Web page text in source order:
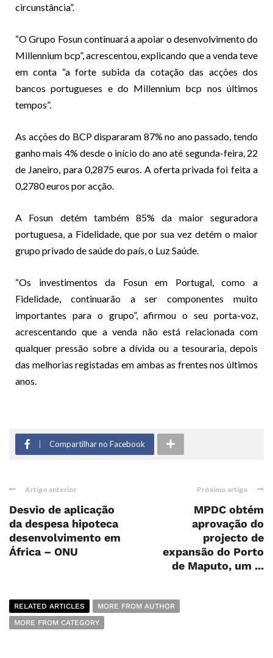
circunstância”.
“O Grupo Fosun continuará a apoiar o desenvolvimento do
Millennium bcp”, acrescentou, explicando que a venda teve
em conta “a forte subida da cotação das acções dos
bancos portugueses e do Millennium bcp nos últimos
tempos”.
As acções do BCP dispararam 87% no ano passado, tendo
ganho mais 4% desde o início do ano até segunda-feira, 22
de Janeiro, para 0,2875 euros. A oferta privada foi feita a
0,2780 euros por acção.
A Fosun detém também 85% da maior seguradora
portuguesa, a Fidelidade, que por sua vez detém o maior
grupo privado de saúde do país, o Luz Saúde.
“Os investimentos da Fosun em Portugal, como a
Fidelidade, continuarão a ser componentes muito
importantes para o grupo”, afirmou o seu porta-voz,
acrescentando que a venda não está relacionada com
qualquer pressão sobre a dívida ou a tesouraria, depois
das melhorias registadas em ambas as frentes nos últimos
anos.
Compartilhar no Facebook
Artigo anterior
Desvio de aplicação
da despesa hipoteca
desenvolvimento em
África – ONU
Próximo artigo
MPDC obtém
aprovação do
projecto de
expansão do Porto
de Maputo, um ...
RELATED ARTICLES
MORE FROM AUTHOR
MORE FROM CATEGORY